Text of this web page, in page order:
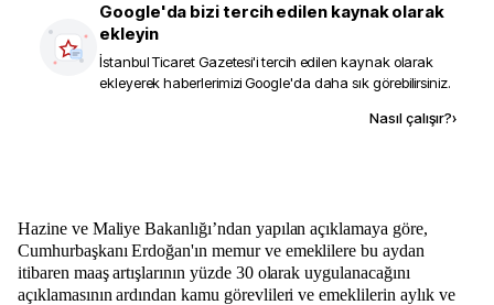
Google'da bizi tercih edilen kaynak olarak
ekleyin
İstanbul Ticaret Gazetesi'i tercih edilen kaynak olarak
ekleyerek haberlerimizi Google'da daha sık görebilirsiniz.
Nasıl çalışır?›
Hazine ve Maliye Bakanlığı’ndan yapılan açıklamaya göre,
Cumhurbaşkanı Erdoğan'ın memur ve emeklilere bu aydan
itibaren maaş artışlarının yüzde 30 olarak uygulanacağını
açıklamasının ardından kamu görevlileri ve emeklilerin aylık ve